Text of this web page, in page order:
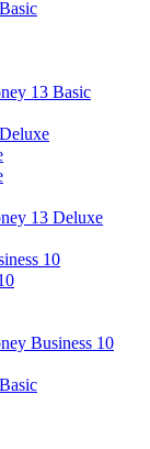
13 Basic
13 Deluxe
10
Business 10